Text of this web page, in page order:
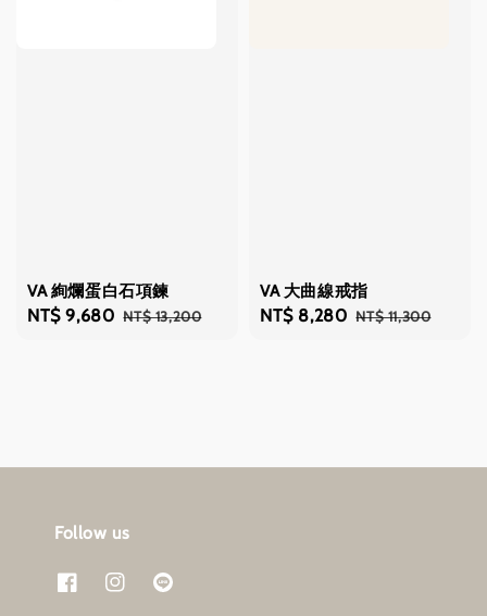
VA 絢爛蛋白石項鍊
Sale
NT$ 9,680 Regular
NT$ 13,200
VA 大曲線戒指
Sale
NT$ 8,280 Regular
NT$ 11,300
Follow us